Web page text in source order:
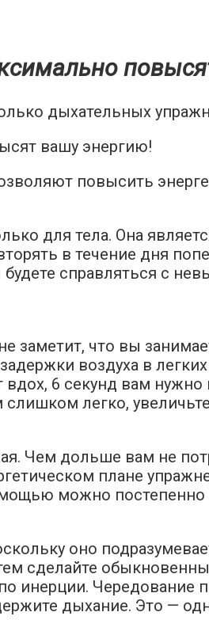
дыхательных
повысить
для тела. Она
в течение дня
справляться с
что вы
воздуха в
вдох, 6 секунд вам
легко,
Чем дольше вам не
плане
можно постепенно
оно
сделайте
инерции. Чередование
дыхание. Это —